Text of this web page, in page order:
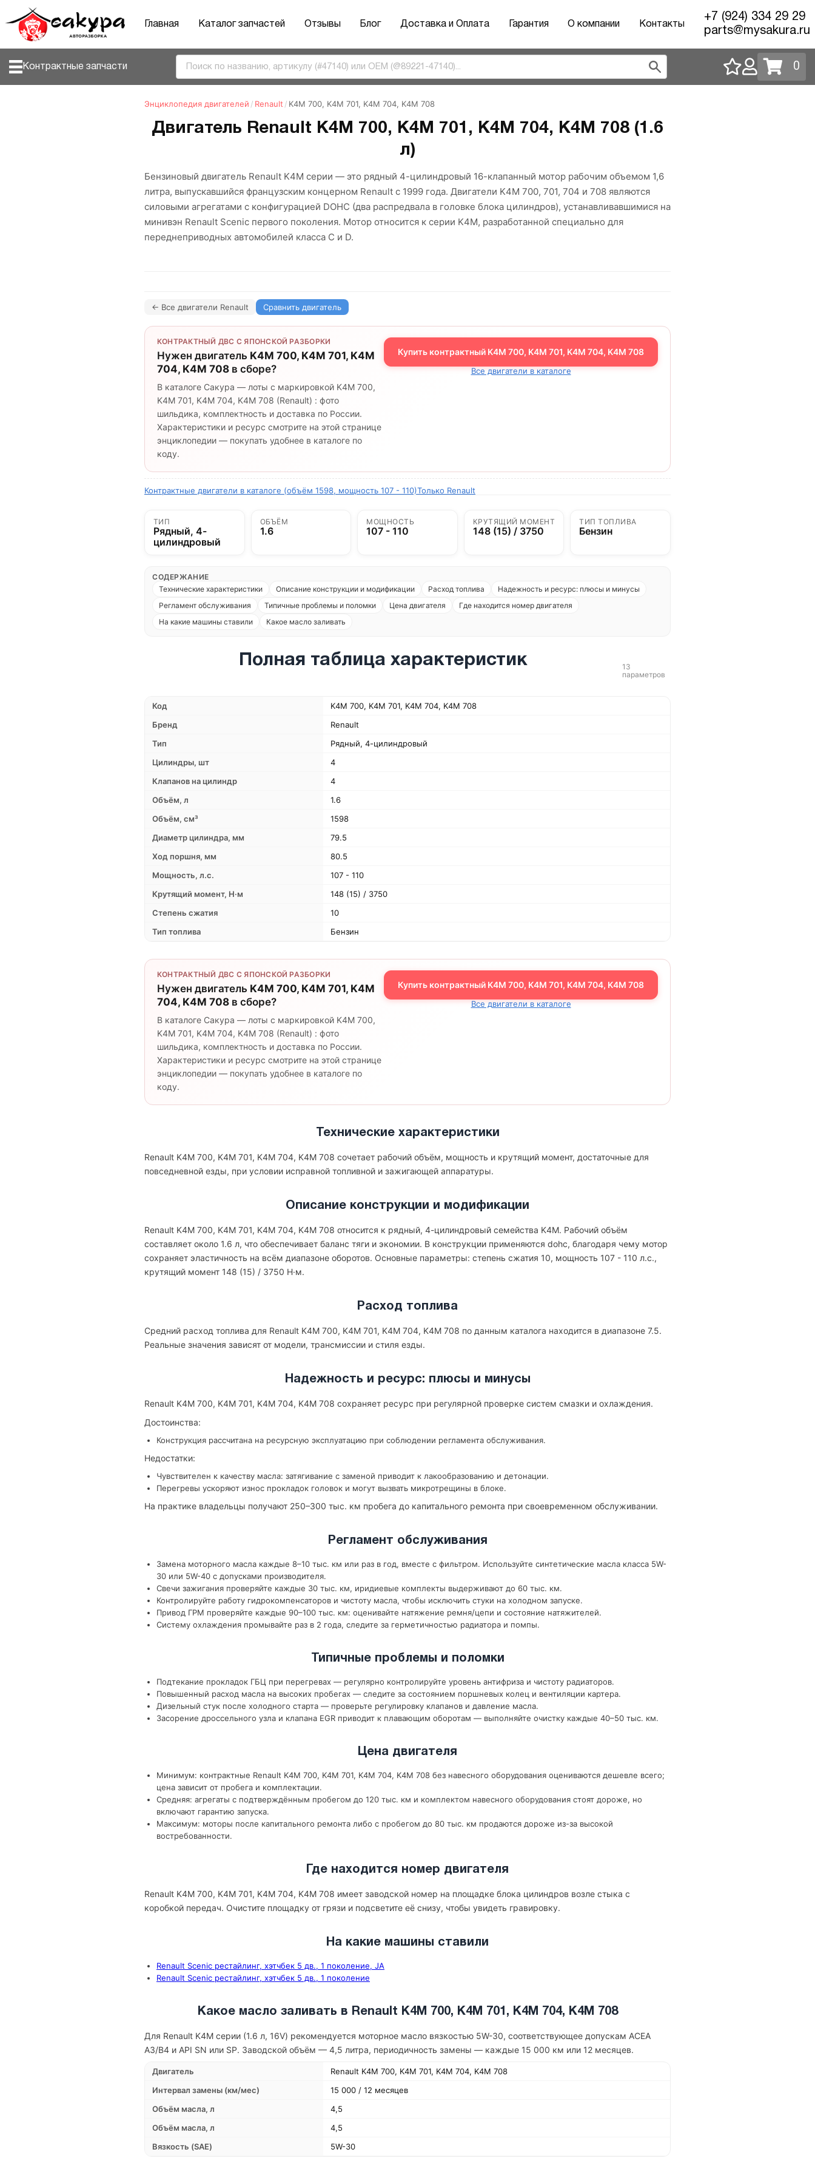
Главная Каталог запчастей Отзывы Блог Доставка и Оплата Гарантия О компании Контакты
+7 (924) 334 29 29
parts@mysakura.ru
Контрактные запчасти 0
Энциклопедия двигателей / Renault / K4M 700, K4M 701, K4M 704, K4M 708
Двигатель Renault K4M 700, K4M 701, K4M 704, K4M 708 (1.6
л)
Бензиновый двигатель Renault K4M серии — это рядный 4-цилиндровый 16-клапанный мотор рабочим объемом 1,6
литра, выпускавшийся французским концерном Renault с 1999 года. Двигатели K4M 700, 701, 704 и 708 являются
силовыми агрегатами с конфигурацией DOHC (два распредвала в головке блока цилиндров), устанавливавшимися на
минивэн Renault Scenic первого поколения. Мотор относится к серии K4M, разработанной специально для
переднеприводных автомобилей класса C и D.
← Все двигатели Renault Сравнить двигатель
КОНТРАКТНЫЙ ДВС С ЯПОНСКОЙ РАЗБОРКИ
Нужен двигатель K4M 700, K4M 701, K4M
704, K4M 708 в сборе?
В каталоге Сакура — лоты с маркировкой K4M 700,
K4M 701, K4M 704, K4M 708 (Renault) : фото
шильдика, комплектность и доставка по России.
Характеристики и ресурс смотрите на этой странице
энциклопедии — покупать удобнее в каталоге по
коду.
Купить контрактный K4M 700, K4M 701, K4M 704, K4M 708
Все двигатели в каталоге
Контрактные двигатели в каталоге (объём 1598, мощность 107 - 110)Только Renault
ТИП
Рядный, 4-
цилиндровый
ОБЪЁМ
1.6
МОЩНОСТЬ
107 - 110
КРУТЯЩИЙ МОМЕНТ
148 (15) / 3750
ТИП ТОПЛИВА
Бензин
СОДЕРЖАНИЕ
Технические характеристики
Описание конструкции и модификации Расход топлива
Надежность и ресурс: плюсы и минусы
Регламент обслуживания
Типичные проблемы и поломки Цена двигателя
Где находится номер двигателя
На какие машины ставили
Какое масло заливать
Полная таблица характеристик
13
параметров
Код
K4M 700, K4M 701, K4M 704, K4M 708
Бренд
Renault
Тип
Рядный, 4-цилиндровый
Цилиндры, шт
4
Клапанов на цилиндр
4
Объём, л
1.6
Объём, см³
1598
Диаметр цилиндра, мм
79.5
Ход поршня, мм
80.5
Мощность, л.с.
107 - 110
Крутящий момент, Н·м
148 (15) / 3750
Степень сжатия
10
Тип топлива
Бензин
КОНТРАКТНЫЙ ДВС С ЯПОНСКОЙ РАЗБОРКИ
Нужен двигатель K4M 700, K4M 701, K4M
704, K4M 708 в сборе?
В каталоге Сакура — лоты с маркировкой K4M 700,
K4M 701, K4M 704, K4M 708 (Renault) : фото
шильдика, комплектность и доставка по России.
Характеристики и ресурс смотрите на этой странице
энциклопедии — покупать удобнее в каталоге по
коду.
Купить контрактный K4M 700, K4M 701, K4M 704, K4M 708
Все двигатели в каталоге
Технические характеристики
Renault K4M 700, K4M 701, K4M 704, K4M 708 сочетает рабочий объём, мощность и крутящий момент, достаточные для
повседневной езды, при условии исправной топливной и зажигающей аппаратуры.
Описание конструкции и модификации
Renault K4M 700, K4M 701, K4M 704, K4M 708 относится к рядный, 4-цилиндровый семейства K4M. Рабочий объём
составляет около 1.6 л, что обеспечивает баланс тяги и экономии. В конструкции применяются dohc, благодаря чему мотор
сохраняет эластичность на всём диапазоне оборотов. Основные параметры: степень сжатия 10, мощность 107 - 110 л.с.,
крутящий момент 148 (15) / 3750 Н·м.
Расход топлива
Средний расход топлива для Renault K4M 700, K4M 701, K4M 704, K4M 708 по данным каталога находится в диапазоне 7.5.
Реальные значения зависят от модели, трансмиссии и стиля езды.
Надежность и ресурс: плюсы и минусы
Renault K4M 700, K4M 701, K4M 704, K4M 708 сохраняет ресурс при регулярной проверке систем смазки и охлаждения.
Достоинства:
Конструкция рассчитана на ресурсную эксплуатацию при соблюдении регламента обслуживания.
Недостатки:
Чувствителен к качеству масла: затягивание с заменой приводит к лакообразованию и детонации.
Перегревы ускоряют износ прокладок головок и могут вызвать микротрещины в блоке.
На практике владельцы получают 250–300 тыс. км пробега до капитального ремонта при своевременном обслуживании.
Регламент обслуживания
Замена моторного масла каждые 8–10 тыс. км или раз в год, вместе с фильтром. Используйте синтетические масла класса 5W-
30 или 5W-40 с допусками производителя.
Свечи зажигания проверяйте каждые 30 тыс. км, иридиевые комплекты выдерживают до 60 тыс. км.
Контролируйте работу гидрокомпенсаторов и чистоту масла, чтобы исключить стуки на холодном запуске.
Привод ГРМ проверяйте каждые 90–100 тыс. км: оценивайте натяжение ремня/цепи и состояние натяжителей.
Систему охлаждения промывайте раз в 2 года, следите за герметичностью радиатора и помпы.
Типичные проблемы и поломки
Подтекание прокладок ГБЦ при перегревах — регулярно контролируйте уровень антифриза и чистоту радиаторов.
Повышенный расход масла на высоких пробегах — следите за состоянием поршневых колец и вентиляции картера.
Дизельный стук после холодного старта — проверьте регулировку клапанов и давление масла.
Засорение дроссельного узла и клапана EGR приводит к плавающим оборотам — выполняйте очистку каждые 40–50 тыс. км.
Цена двигателя
Минимум: контрактные Renault K4M 700, K4M 701, K4M 704, K4M 708 без навесного оборудования оцениваются дешевле всего;
цена зависит от пробега и комплектации.
Средняя: агрегаты с подтверждённым пробегом до 120 тыс. км и комплектом навесного оборудования стоят дороже, но
включают гарантию запуска.
Максимум: моторы после капитального ремонта либо с пробегом до 80 тыс. км продаются дороже из-за высокой
востребованности.
Где находится номер двигателя
Renault K4M 700, K4M 701, K4M 704, K4M 708 имеет заводской номер на площадке блока цилиндров возле стыка с
коробкой передач. Очистите площадку от грязи и подсветите её снизу, чтобы увидеть гравировку.
На какие машины ставили
Renault Scenic рестайлинг, хэтчбек 5 дв., 1 поколение, JA
Renault Scenic рестайлинг, хэтчбек 5 дв., 1 поколение
Какое масло заливать в Renault K4M 700, K4M 701, K4M 704, K4M 708
Для Renault K4M серии (1.6 л, 16V) рекомендуется моторное масло вязкостью 5W-30, соответствующее допускам ACEA
A3/B4 и API SN или SP. Заводской объём — 4,5 литра, периодичность замены — каждые 15 000 км или 12 месяцев.
Двигатель
Renault K4M 700, K4M 701, K4M 704, K4M 708
Интервал замены (км/мес)
15 000 / 12 месяцев
Объём масла, л
4,5
Объём масла, л
4,5
Вязкость (SAE)
5W-30